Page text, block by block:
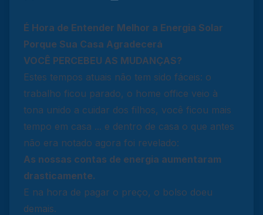
É Hora de Entender Melhor a Energia Solar
Porque Sua Casa Agradecerá
VOCÊ PERCEBEU AS MUDANÇAS?
Estes tempos atuais não tem sido fáceis: o
trabalho ficou parado, o home office veio à
tona unido a cuidar dos filhos, você ficou mais
tempo em casa ... e dentro de casa o que antes
não era notado agora foi revelado:
As nossas contas de energia aumentaram
drasticamente.
E na hora de pagar o preço, o bolso doeu
demais.